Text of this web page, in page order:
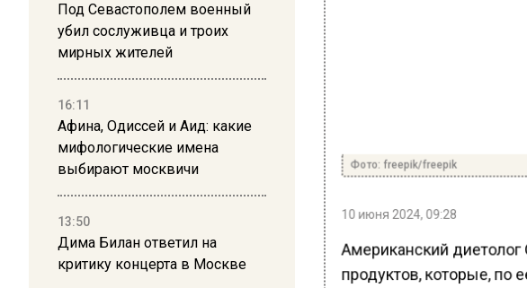
Под Севастополем военный
убил сослуживца и троих
мирных жителей
16:11
Афина, Одиссей и Аид: какие
мифологические имена
выбирают москвичи
13:50
Дима Билан ответил на
критику концерта в Москве
Фото: freepik/freepik
10 июня 2024, 09:28
Американский
продуктов, которые, по